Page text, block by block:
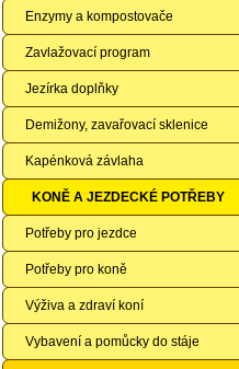
Enzymy a kompostovače
Zavlažovací program
Jezírka doplňky
Demižony, zavařovací sklenice
Kapénková závlaha
KONĚ A JEZDECKÉ POTŘEBY
Potřeby pro jezdce
Potřeby pro koně
Výživa a zdraví koní
Vybavení a pomůcky do stáje